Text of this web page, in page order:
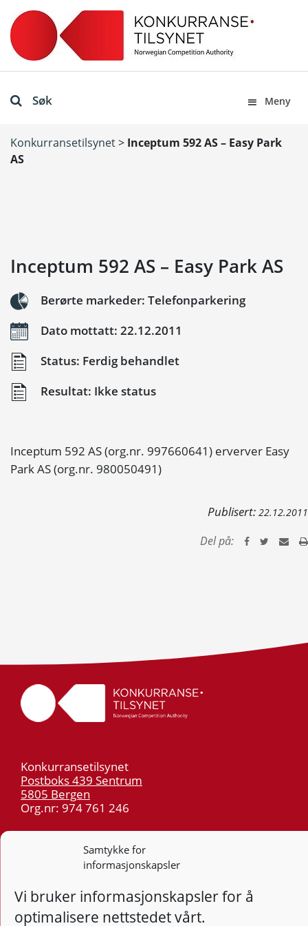
Samtykke for
informasjonskapsler
Vi bruker informasjonskapsler for å
optimalisere nettstedet vårt.
Søk Meny
Konkurransetilsynet> Inceptum 592 AS – Easy Park
AS
Inceptum 592 AS – Easy Park AS
Berørte markeder: Telefonparkering
Dato mottatt: 22.12.2011
Status: Ferdig behandlet
Resultat: Ikke status
Inceptum 592 AS (org.nr. 997660641) erverver Easy
Park AS (org.nr. 980050491)
Publisert: 22.12.2011
Del på:
Konkurransetilsynet
Postboks 439 Sentrum
5805 Bergen
Org.nr: 974 761 246
55 59 75 00
post@kt.no